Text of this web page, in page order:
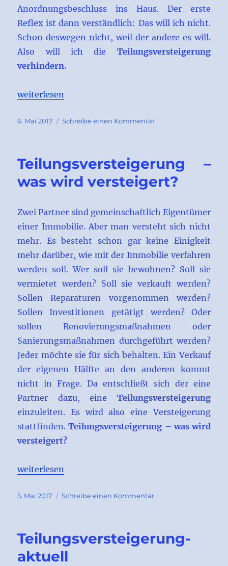
Anordnungsbeschluss ins Haus. Der erste
Reflex ist dann verständlich: Das will ich nicht.
Schon deswegen nicht, weil der andere es will.
Also will ich die Teilungsversteigerung
verhindern.
„Teilungsversteigerung verhindern“
weiterlesen
Veröffentlicht
6. Mai 2017 Schreibe einen Kommentarzu
Teilungsversteigerung –
was wird versteigert?
Zwei Partner sind gemeinschaftlich Eigentümer
einer Immobilie. Aber man versteht sich nicht
mehr. Es besteht schon gar keine Einigkeit
mehr darüber, wie mit der Immobilie verfahren
werden soll. Wer soll sie bewohnen? Soll sie
vermietet werden? Soll sie verkauft werden?
Sollen Reparaturen vorgenommen werden?
Sollen Investitionen getätigt werden? Oder
sollen Renovierungsmaßnahmen oder
Sanierungsmaßnahmen durchgeführt werden?
Jeder möchte sie für sich behalten. Ein Verkauf
der eigenen Hälfte an den anderen kommt
nicht in Frage. Da entschließt sich der eine
Partner dazu, eine Teilungsversteigerung
einzuleiten. Es wird also eine Versteigerung
stattfinden.Teilungsversteigerung – was wird
versteigert?
„Teilungsversteigerung – was wird versteigert?“
weiterlesen
Veröffentlicht
5. Mai 2017 Schreibe einen Kommentarzu
wird
versteigert?
Teilungsversteigerung-
aktuell